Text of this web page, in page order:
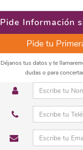
Pide Información
Pide tu
Déjanos tus datos y te
dudas o para